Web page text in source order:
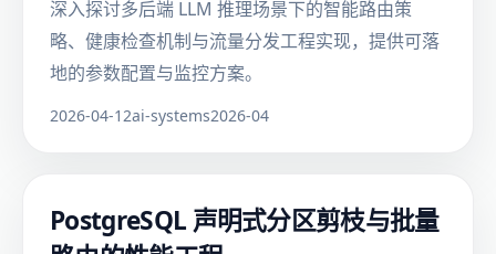
深入探讨多后端 LLM 推理场景下的智能路由策
略、健康检查机制与流量分发工程实现，提供可落
地的参数配置与监控方案。
2026-04-12ai-systems2026-04
PostgreSQL 声明式分区剪枝与批量